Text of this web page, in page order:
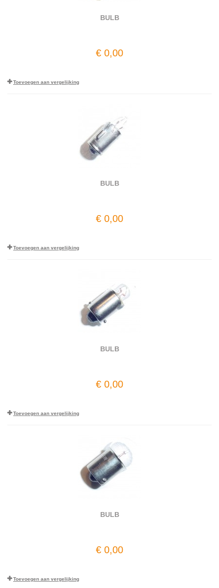
BULB
€ 0,00
Toevoegen aan vergelijking
BULB
€ 0,00
Toevoegen aan vergelijking
BULB
€ 0,00
Toevoegen aan vergelijking
BULB
€ 0,00
Toevoegen aan vergelijking